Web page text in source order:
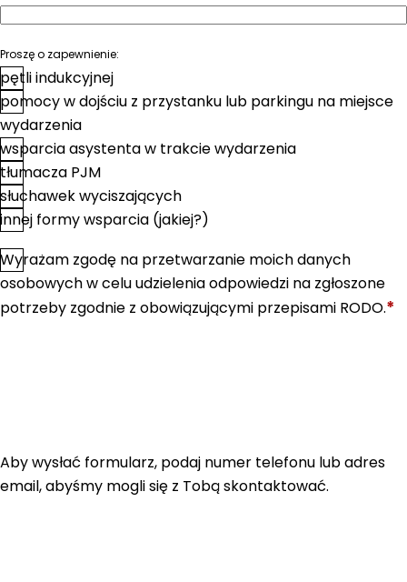
Proszę o zapewnienie:
pętli indukcyjnej
pomocy w dojściu z przystanku lub parkingu na miejsce
wydarzenia
wsparcia asystenta w trakcie wydarzenia
tłumacza PJM
słuchawek wyciszających
innej formy wsparcia (jakiej?)
Zgoda*
Wyrażam zgodę na przetwarzanie moich danych
osobowych w celu udzielenia odpowiedzi na zgłoszone
potrzeby zgodnie z obowiązującymi przepisami RODO.*
Aby wysłać formularz, podaj numer telefonu lub adres
email, abyśmy mogli się z Tobą skontaktować.